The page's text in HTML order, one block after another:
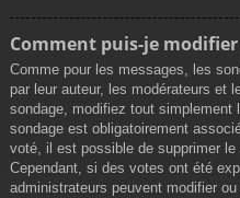
Comment puis-je
Comme pour les messages, les
par leur auteur, les modérateurs et
sondage, modifiez tout simplement
sondage est obligatoirement
voté, il est possible de supprimer
Cependant, si des votes ont été
administrateurs peuvent modifier